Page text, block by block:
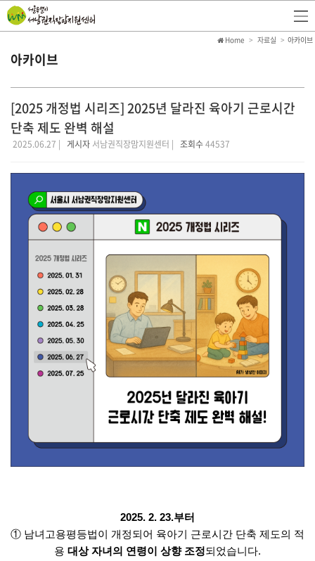
아카이브
Home 자료실 아카이브
[2025 개정법 시리즈] 2025년 달라진 육아기 근로시간
단축 제도 완벽 해설
2025.06.27 | 게시자 서남권직장맘지원센터 | 조회수44537
2025. 2. 23.부터
① 남녀고용평등법이 개정되어 육아기 근로시간 단축 제도의 적
용 대상 자녀의 연령이 상향 조정되었습니다.